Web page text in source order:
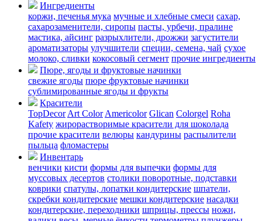
Ингредиенты
коржи, печенья мука мучные и хлебные смеси сахар,
сахарозаменители, сиропы пасты, урбечи, пралине
мастика, айсинг разрыхлители, дрожжи загустители
ароматизаторы улучшители специи, семена, чай сухое
молоко, сливки кокосовый сегмент прочие ингредиенты
Пюре, ягоды и фруктовые начинки
свежие ягоды пюре фруктовые начинки
сублимированные ягоды и фрукты
Красители
TopDecor Art Color Americolor Glican Colorgel Roha
Kafety жирорастворимые красители для шоколада
прочие красители велюры кандурины распылители
пыльца фломастеры
Инвентарь
венчики кисти формы для выпечки формы для
муссовых десертов столики поворотные, подставки
коврики cпатулы, лопатки кондитерские шпатели,
скребки кондитерские мешки кондитерские насадки
кондитерские, переходники шприцы, прессы ножи,